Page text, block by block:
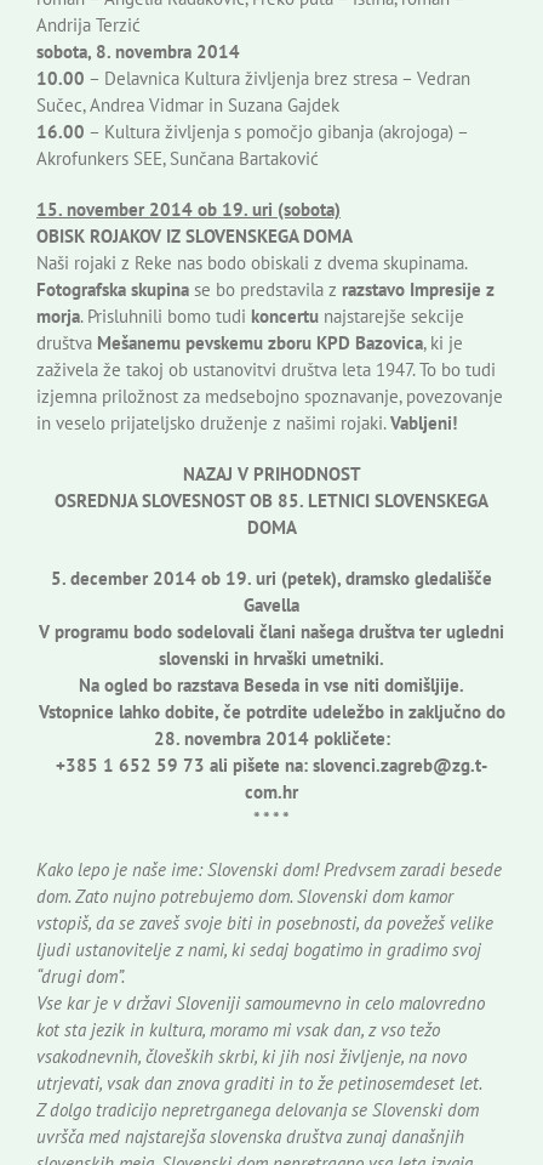
Andrija Terzić
sobota, 8. novembra 2014
10.00 – Delavnica Kultura življenja brez stresa – Vedran
Sučec, Andrea Vidmar in Suzana Gajdek
16.00 – Kultura življenja s pomočjo gibanja (akrojoga) –
Akrofunkers SEE, Sunčana Bartaković
15. november 2014 ob 19. uri (sobota)
OBISK ROJAKOV IZ SLOVENSKEGA DOMA
Naši rojaki z Reke nas bodo obiskali z dvema skupinama.
Fotografska skupina se bo predstavila z razstavo Impresije z
morja. Prisluhnili bomo tudi koncertu najstarejše sekcije
društva Mešanemu pevskemu zboru KPD Bazovica, ki je
zaživela že takoj ob ustanovitvi društva leta 1947. To bo tudi
izjemna priložnost za medsebojno spoznavanje, povezovanje
in veselo prijateljsko druženje z našimi rojaki.Vabljeni!
NAZAJ V PRIHODNOST
OSREDNJA SLOVESNOST OB 85. LETNICI SLOVENSKEGA
DOMA
5. december 2014 ob 19. uri (petek), dramsko gledališče
Gavella
V programu bodo sodelovali člani našega društva ter ugledni
slovenski in hrvaški umetniki.
Na ogled bo razstava Beseda in vse niti domišljije.
Vstopnice lahko dobite, če potrdite udeležbo in zaključno do
28. novembra 2014 pokličete:
+385 1 652 59 73 ali pišete na: slovenci.zagreb@zg.t-
com.hr
* * * *
Kako lepo je naše ime: Slovenski dom! Predvsem zaradi besede
dom. Zato nujno potrebujemo dom. Slovenski dom kamor
vstopiš, da se zaveš svoje biti in posebnosti, da povežeš velike
ljudi ustanovitelje z nami, ki sedaj bogatimo in gradimo svoj
“drugi dom”.
Vse kar je v državi Sloveniji samoumevno in celo malovredno
kot sta jezik in kultura, moramo mi vsak dan, z vso težo
vsakodnevnih, človeških skrbi, ki jih nosi življenje, na novo
utrjevati, vsak dan znova graditi in to že petinosemdeset let.
Z dolgo tradicijo nepretrganega delovanja se Slovenski dom
uvršča med najstarejša slovenska društva zunaj današnjih